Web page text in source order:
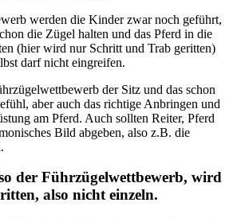
werden die Kinder zwar noch geführt,
die Zügel halten und das Pferd in die
(hier wird nur Schritt und Trab geritten)
darf nicht eingreifen.
der Sitz und das schon
aber auch das richtige Anbringen und
am Pferd. Auch sollten Reiter, Pferd
Bild abgeben, also z.B. die
der Führzügelwettbewerb, wird
also nicht einzeln.